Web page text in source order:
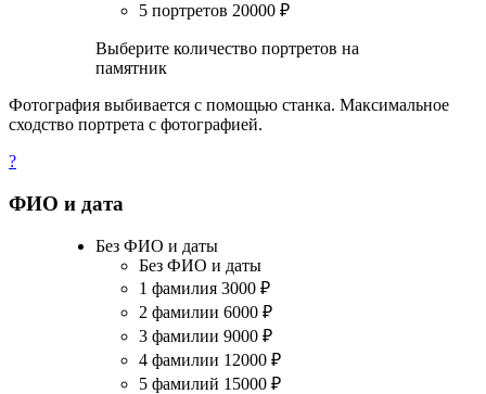
5 портретов 20000 ₽
Выберите количество портретов на
памятник
Фотография выбивается с помощью станка. Максимальное
сходство портрета с фотографией.
?
ФИО и дата
Без ФИО и даты
Без ФИО и даты
1 фамилия 3000 ₽
2 фамилии 6000 ₽
3 фамилии 9000 ₽
4 фамилии 12000 ₽
5 фамилий 15000 ₽